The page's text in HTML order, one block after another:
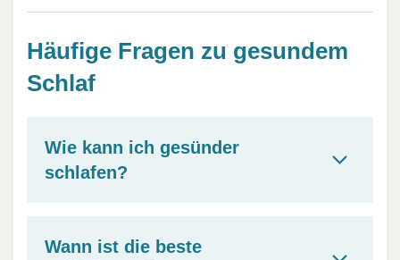
Häufige Fragen zu gesundem
Schlaf
Wie kann ich gesünder
schlafen?
Wann ist die beste